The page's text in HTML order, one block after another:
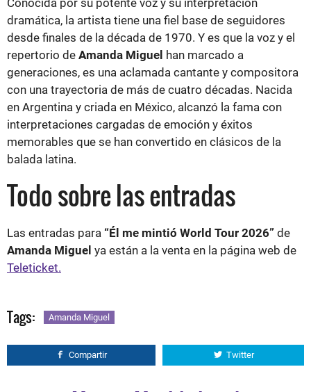
dramática, la artista tiene una fiel base de seguidores
desde finales de la década de 1970. Y es que la voz y el
repertorio de Amanda Miguel han marcado a
generaciones, es una aclamada cantante y compositora
con una trayectoria de más de cuatro décadas. Nacida
en Argentina y criada en México, alcanzó la fama con
interpretaciones cargadas de emoción y éxitos
memorables que se han convertido en clásicos de la
balada latina.
Todo sobre las entradas
Las entradas para “Él me mintió World Tour 2026” de
Amanda Miguel ya están a la venta en la página web de
Teleticket.
Tags: Amanda Miguel
Compartir Twitter